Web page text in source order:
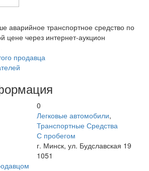
аварийное транспортное средство по
цене через интернет-аукцион
продавца
0
Легковые автомобили,
Транспортные Средства
С пробегом
г. Минск, ул. Будславская 19
1051